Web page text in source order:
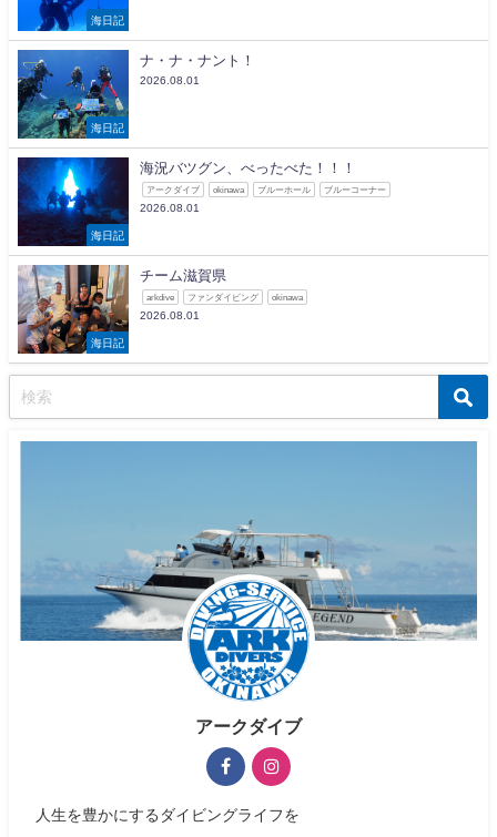
海日記
海日記
ナ・ナ・ナント！
2026.08.01
海日記
海況バツグン、べったべた！！！
アークダイブ okinawa ブルーホール ブルーコーナー
2026.08.01
海日記
チーム滋賀県
arkdive ファンダイビング okinawa
2026.08.01
アークダイブ
人生を豊かにするダイビングライフを